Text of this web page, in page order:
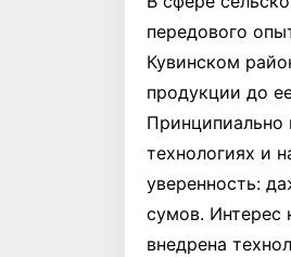
передового
Кувинском
продукции до
Принципиально
технологиях и
уверенность:
сумов. Интерес
внедрена